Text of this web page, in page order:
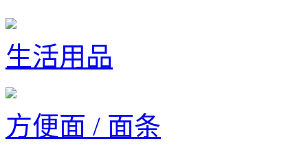
生活用品
方便面 / 面条